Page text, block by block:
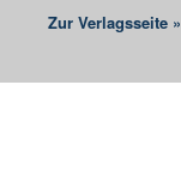
Zur Verlagsseite »